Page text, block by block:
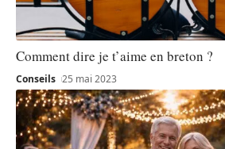
Comment dire je t’aime en breton ?
Conseils 25 mai 2023